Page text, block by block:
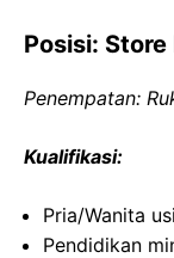
Posisi: Store
Penempatan:
Kualifikasi:
Pria/Wanita
Pendidikan